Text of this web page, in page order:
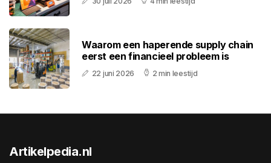
Waarom een haperende supply chain
eerst een financieel probleem is
22 juni 2026 2 min leestijd
Artikelpedia.nl